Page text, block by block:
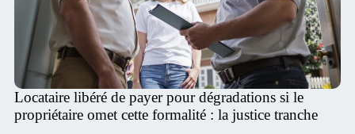
Locataire libéré de payer pour dégradations si le
propriétaire omet cette formalité : la justice tranche